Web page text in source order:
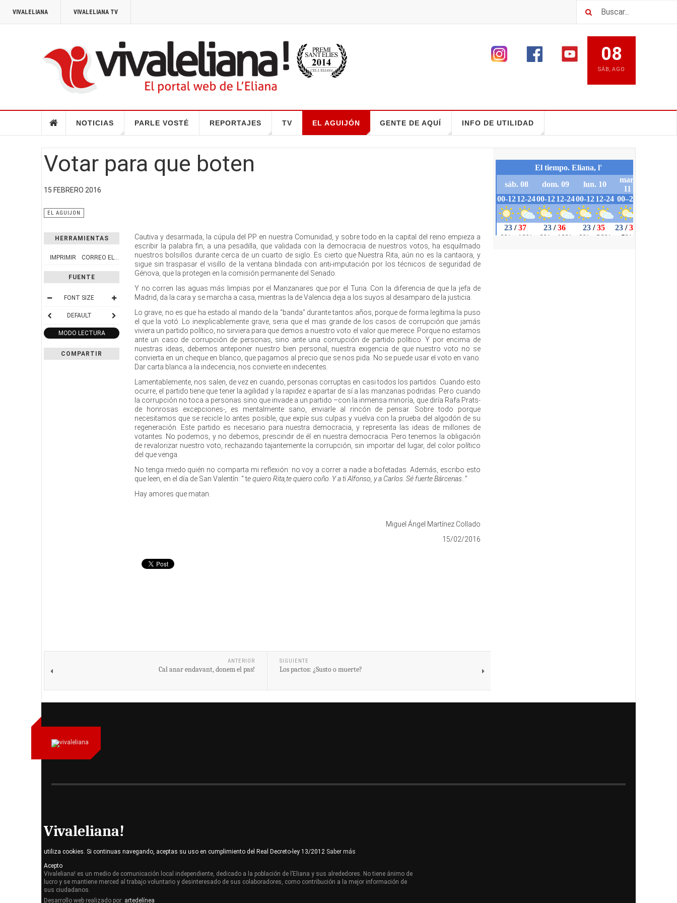
VIVALELIANA VIVALELIANA TV
08
SÁB, AGO
NOTICIAS PARLE VOSTÉ REPORTAJES TV EL AGUIJÓN GENTE DE AQUÍ INFO DE UTILIDAD
Votar para que boten
15 FEBRERO 2016
EL AGUIJON
HERRAMIENTAS
IMPRIMIR CORREO ELECTRÓNICO
FUENTE
FONT SIZE
DEFAULT
MODO LECTURA
COMPARTIR
Cautiva y desarmada, la cúpula del PP en nuestra Comunidad, y sobre todo en la capital del reino empieza a
escribir la palabra fin, a una pesadilla, que validada con la democracia de nuestros votos, ha esquilmado
nuestros bolsillos durante cerca de un cuarto de siglo. Es cierto que Nuestra Rita, aún no es la cantaora, y
sigue sin traspasar el visillo de la ventana blindada con anti-imputación por los técnicos de seguridad de
Génova, que la protegen en la comisión permanente del Senado.
Y no corren las aguas más limpias por el Manzanares que por el Turia. Con la diferencia de que la jefa de
Madrid, da la cara y se marcha a casa, mientras la de Valencia deja a los suyos al desamparo de la justicia.
Lo grave, no es que ha estado al mando de la “banda” durante tantos años, porque de forma legítima la puso
el que la votó. Lo inexplicablemente grave, seria que el mas grande de los casos de corrupción que jamás
viviera un partido político, no sirviera para que demos a nuestro voto el valor que merece. Porque no estamos
ante un caso de corrupción de personas, sino ante una corrupción de partido político. Y por encima de
nuestras ideas, debemos anteponer nuestro bien personal, nuestra exigencia de que nuestro voto no se
convierta en un cheque en blanco, que pagamos al precio que se nos pida. No se puede usar el voto en vano.
Dar carta blanca a la indecencia, nos convierte en indecentes.
Lamentablemente, nos salen, de vez en cuando, personas corruptas en casi todos los partidos. Cuando esto
ocurre, el partido tiene que tener la agilidad y la rapidez e apartar de sí a las manzanas podridas. Pero cuando
la corrupción no toca a personas sino que invade a un partido –con la inmensa minoría, que diría Rafa Prats-
de honrosas excepciones-, es mentalmente sano, enviarle al rincón de pensar. Sobre todo porque
necesitamos que se recicle lo antes posible, que expíe sus culpas y vuelva con la prueba del algodón de su
regeneración. Este partido es necesario para nuestra democracia, y representa las ideas de millones de
votantes. No podemos, y no debemos, prescindir de él en nuestra democracia. Pero tenemos la obligación
de revalorizar nuestro voto, rechazando tajantemente la corrupción, sin importar del lugar, del color político
del que venga.
No tenga miedo quién no comparta mi reflexión: no voy a correr a nadie a bofetadas. Además, escribo esto
que leen, en el día de San Valentín: “ te quiero Rita,te quiero coño. Y a ti Alfonso, y a Carlos. Sé fuerte Bárcenas.. ”
Hay amores que matan.
Miguel Ángel Martínez Collado
15/02/2016
ANTERIOR
Cal anar endavant, donem el pas!
SIGUIENTE
Los pactos: ¿Susto o muerte?
Vivaleliana!
utiliza cookies. Si continuas navegando, aceptas su uso en cumplimiento del Real Decreto-ley 13/2012 Saber más
Acepto
Vivaleliana! es un medio de comunicación local independiente, dedicado a la población de l’Eliana y sus alrededores. No tiene ánimo de
lucro y se mantiene merced al trabajo voluntario y desinteresado de sus colaboradores, como contribución a la mejor información de
sus ciudadanos.
Desarrollo web realizado por: artedelínea